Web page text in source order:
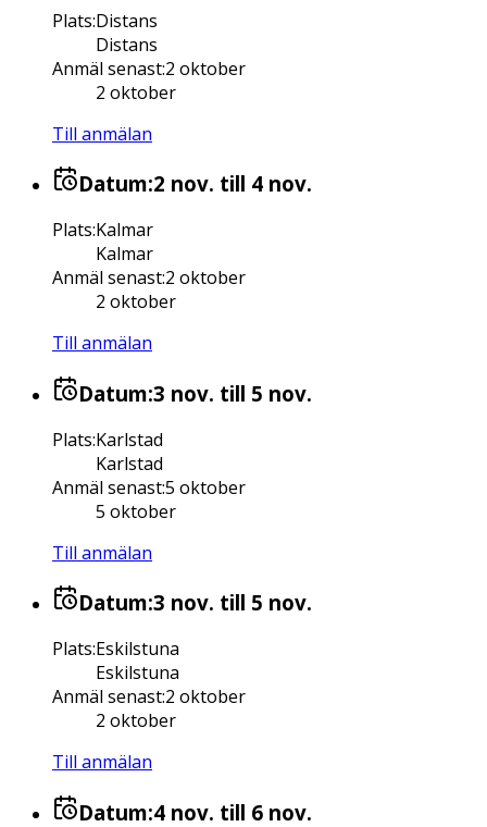
Plats:Distans
Distans
Anmäl senast:2 oktober
2 oktober
Till anmälan
Datum:2 nov. till 4 nov.
Plats:Kalmar
Kalmar
Anmäl senast:2 oktober
2 oktober
Till anmälan
Datum:3 nov. till 5 nov.
Plats:Karlstad
Karlstad
Anmäl senast:5 oktober
5 oktober
Till anmälan
Datum:3 nov. till 5 nov.
Plats:Eskilstuna
Eskilstuna
Anmäl senast:2 oktober
2 oktober
Till anmälan
Datum:4 nov. till 6 nov.